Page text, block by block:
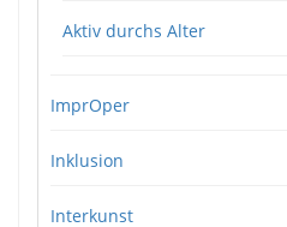
Aktiv durchs Alter
ImprOper
Inklusion
Interkunst